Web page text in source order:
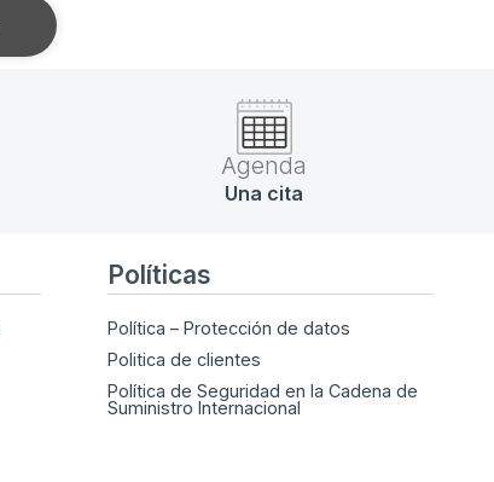
Agenda
Una cita
Políticas
Política – Protección de datos
Politica de clientes
Política de Seguridad en la Cadena de
Suministro Internacional